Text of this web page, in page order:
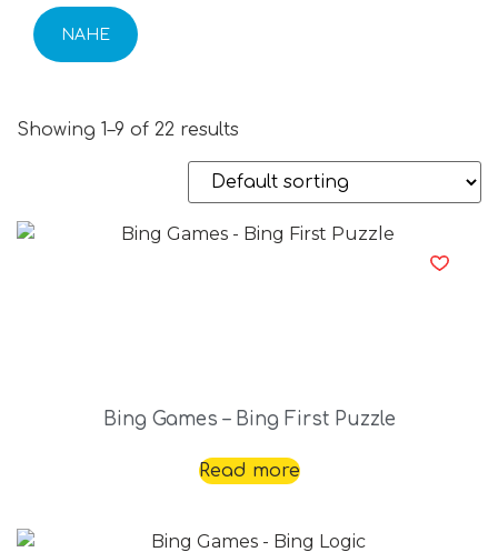
NAHE
Showing 1–9 of 22 results
Bing Games – Bing First Puzzle
Read more